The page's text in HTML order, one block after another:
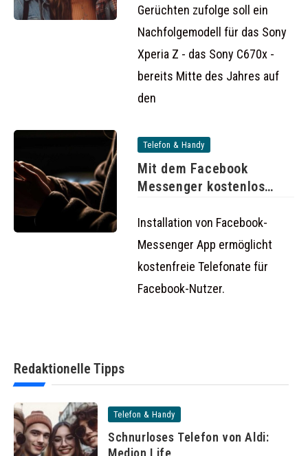
Gerüchten zufolge soll ein
Nachfolgemodell für das Sony
Xperia Z - das Sony C670x -
bereits Mitte des Jahres auf
den
Telefon & Handy
Mit dem Facebook
Messenger kostenlos
Installation von Facebook-
Messenger App ermöglicht
kostenfreie Telefonate für
Facebook-Nutzer.
Redaktionelle Tipps
Telefon & Handy
Schnurloses Telefon von Aldi:
Medion Life